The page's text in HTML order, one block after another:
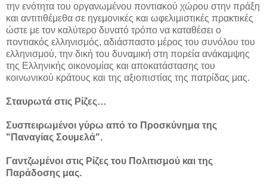
την ενότητα του οργανωμένου ποντιακού χώρου στην πράξη
και αντιτιθέμεθα σε ηγεμονικές και ωφελιμιστικές πρακτικές
ώστε με τον καλύτερο δυνατό τρόπο να καταθέσει ο
ποντιακός ελληνισμός, αδιάσπαστο μέρος του συνόλου του
ελληνισμού, την δική του δυναμική στη πορεία ανάκαμψης
της Ελληνικής οικονομίας και αποκατάστασης του
κοινωνικού κράτους και της αξιοπιστίας της πατρίδας μας.
Σταυρωτά στις Ρίζες…
Συσπειρωμένοι γύρω από το Προσκύνημα της
"Παναγίας Σουμελά".
Γαντζωμένοι στις Ρίζες του Πολιτισμού και της
Παράδοσης μας.